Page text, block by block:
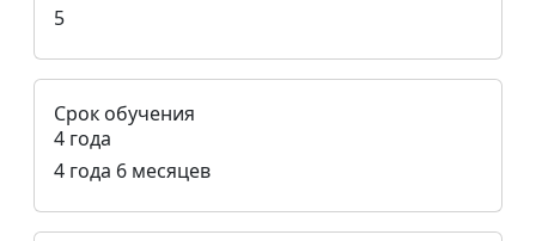
5
Срок обучения
4 года
4 года 6 месяцев